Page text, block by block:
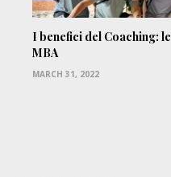
I benefici del Coaching:
MBA
MARCH 31, 2022